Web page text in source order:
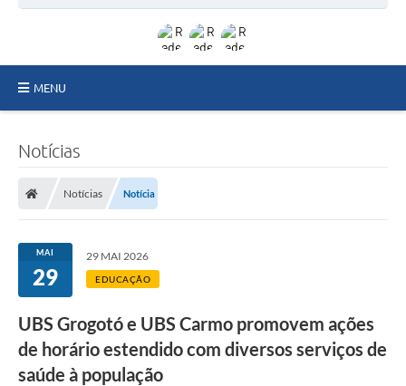
MENU
Meio Ambiente
Ouvidoria
Serviços
Visite Barbacena
Notícias
Notícias Notícia
MAI
29
29 MAI 2026
EDUCAÇÃO
UBS Grogotó e UBS Carmo promovem ações
de horário estendido com diversos serviços de
saúde à população